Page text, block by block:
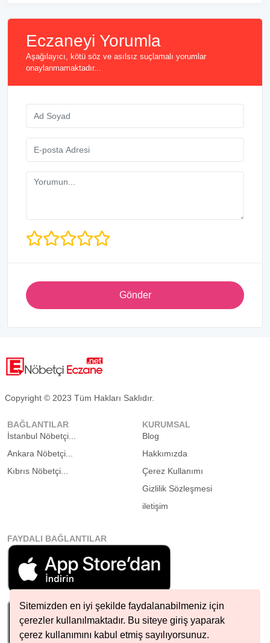
Sitemizden en iyi şekilde faydalanabilmeniz için
çerezler kullanılmaktadır. Bu siteye giriş yaparak
çerez kullanımını kabul etmiş sayılıyorsunuz.
Eczaneyi Yorumla
Aşağılayıcı, kötü söz ve asılsız suçlamalı yorumlar
onaylanmamaktadır...
Gönder
Copyright © 2023 Tüm Hakları Saklıdır.
BAĞLANTILAR
İstanbul Nöbetçi...
Ankara Nöbetçi...
Kıbrıs Nöbetçi...
KURUMSAL
Blog
Hakkımızda
Çerez Kullanımı
Gizlilik Sözleşmesi
iletişim
FAYDALI BAĞLANTILAR